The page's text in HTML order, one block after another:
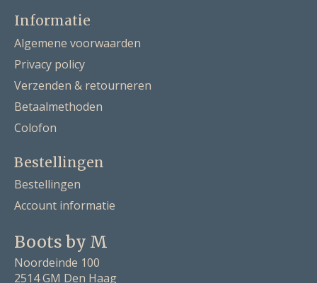
Informatie
Algemene voorwaarden
Privacy policy
Verzenden & retourneren
Betaalmethoden
Colofon
Bestellingen
Bestellingen
Account informatie
Boots by M
Noordeinde 100
2514 GM Den Haag